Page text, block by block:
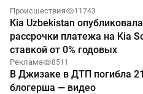
Происшествия 11743
Kia Uzbekistan
рассрочки платежа на Kia
ставкой от 0% годовых
Реклама 8511
В Джизаке в ДТП погибла
блогерша — видео